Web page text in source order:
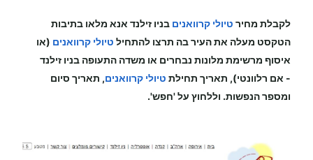
לקבלת מחיר טיולי קרוואנים בניו זילנד אנא מלאו בתיבות
הטקסט מעלה את העיר בה תרצו להתחיל טיולי קרוואנים (או
איסוף מרשימת מלונות נבחרים או משדה התעופה בניו זילנד
- אם רלוונטי), תאריך תחילת טיולי קרוואנים, תאריך סיום
ומספר הנפשות. וללחוץ על 'חפש'.